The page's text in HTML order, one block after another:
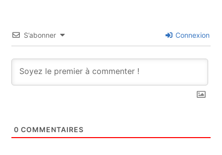
S’abonner Connexion
0 COMMENTAIRES